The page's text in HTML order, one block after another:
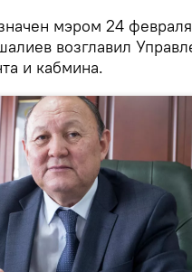
мэром 24
возглавил
и кабмина.